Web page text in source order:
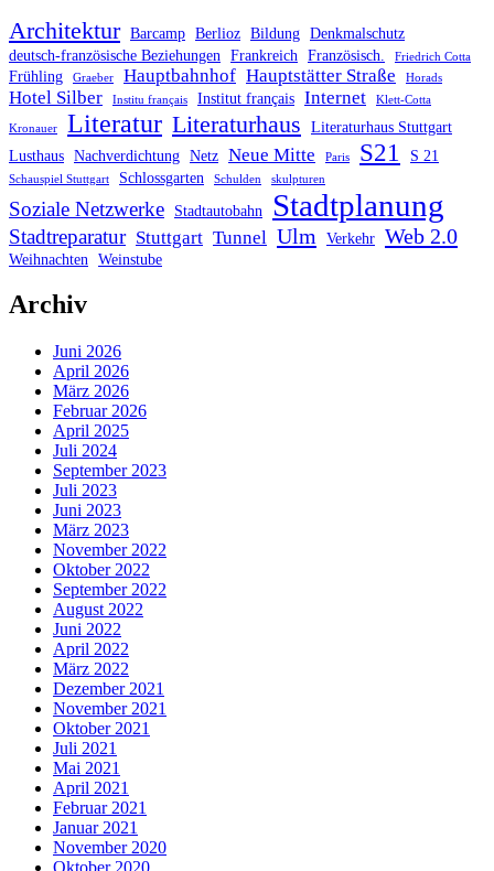
Architektur Barcamp Berlioz Bildung Denkmalschutz
deutsch-französische Beziehungen
Frankreich Französisch. Friedrich Cotta
Frühling Graeber Hauptbahnhof Hauptstätter Straße Horads
Hotel Silber Institu français Institut français Internet Klett-Cotta
Kronauer Literatur Literaturhaus
Literaturhaus Stuttgart
Lusthaus Nachverdichtung Netz Neue Mitte Paris S21 S 21
Schauspiel Stuttgart Schlossgarten Schulden skulpturen
Soziale Netzwerke Stadtautobahn Stadtplanung
Stadtreparatur Stuttgart Tunnel Ulm Verkehr Web 2.0
Weihnachten Weinstube
Archiv
Juni 2026
April 2026
März 2026
Februar 2026
April 2025
Juli 2024
September 2023
Juli 2023
Juni 2023
März 2023
November 2022
Oktober 2022
September 2022
August 2022
Juni 2022
April 2022
März 2022
Dezember 2021
November 2021
Oktober 2021
Juli 2021
Mai 2021
April 2021
Februar 2021
Januar 2021
November 2020